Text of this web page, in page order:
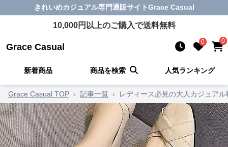
きれいめカジュアル専門通販サイトGrace Casual
10,000円以上のご購入で送料無料
Grace Casual 0 0
新着商品 商品を検索 人気ランキング
Grace Casual TOP › 記事一覧 › レディース必見の大人カジュア